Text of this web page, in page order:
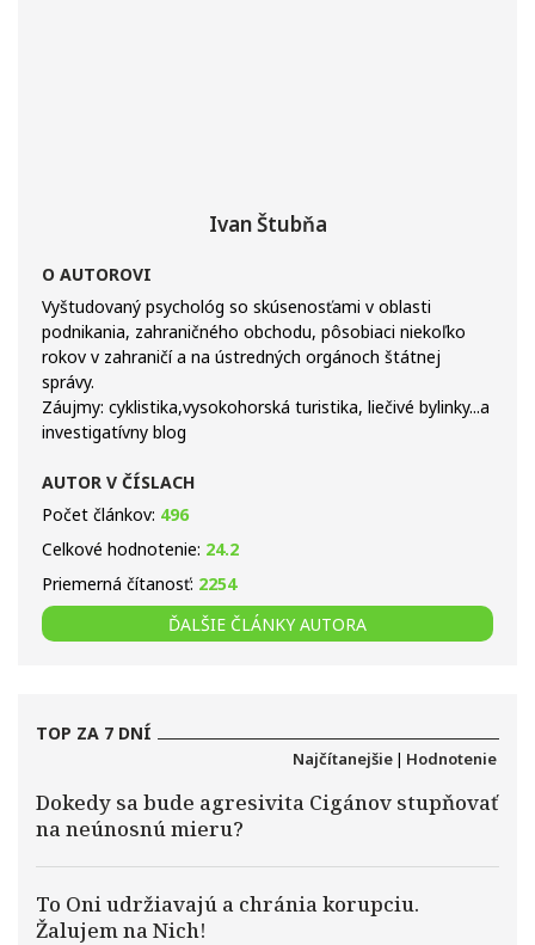
Ivan Štubňa
O AUTOROVI
Vyštudovaný psychológ so skúsenosťami v oblasti
podnikania, zahraničného obchodu, pôsobiaci niekoľko
rokov v zahraničí a na ústredných orgánoch štátnej
správy.
Záujmy: cyklistika,vysokohorská turistika, liečivé bylinky...a
investigatívny blog
AUTOR V ČÍSLACH
Počet článkov: 496
Celkové hodnotenie: 24.2
Priemerná čítanosť: 2254
ĎALŠIE ČLÁNKY AUTORA
TOP ZA 7 DNÍ
Najčítanejšie | Hodnotenie
Dokedy sa bude agresivita Cigánov stupňovať
na neúnosnú mieru?
To Oni udržiavajú a chránia korupciu.
Žalujem na Nich!